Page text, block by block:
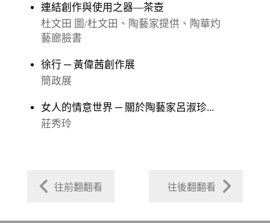
往前翻翻看 往後翻翻看
連結創作與使用之器—茶壺
杜文田 圖/杜文田、陶藝家提供、陶華灼
藝廊臉書
徐行 ─ 黃偉茜創作展
簡政展
女人的情意世界 ─ 關於陶藝家呂淑珍...
莊秀玲